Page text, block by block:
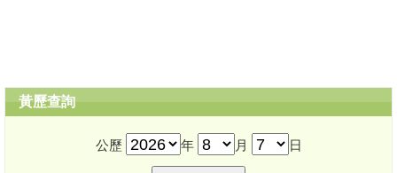
黃歷查詢
公歷 年 月 日